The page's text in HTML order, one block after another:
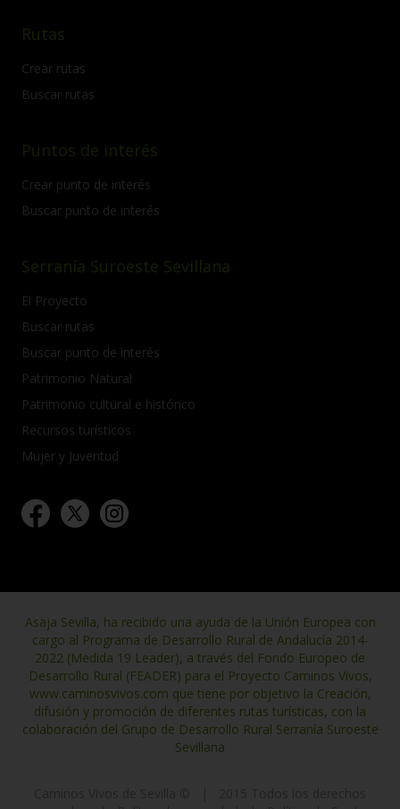
Rutas
Crear rutas
Buscar rutas
Puntos de interés
Crear punto de interés
Buscar punto de interés
Serranía Suroeste Sevillana
El Proyecto
Buscar rutas
Buscar punto de interés
Patrimonio Natural
Patrimonio cultural e histórico
Recursos turísticos
Mujer y Juventud
Asaja Sevilla, ha recibido una ayuda de la Unión Europea con
cargo al Programa de Desarrollo Rural de Andalucía 2014-
2022 (Medida 19 Leader), a través del Fondo Europeo de
Desarrollo Rural (FEADER) para el Proyecto Caminos Vivos,
www.caminosvivos.com que tiene por objetivo la Creación,
difusión y promoción de diferentes rutas turísticas, con la
colaboración del Grupo de Desarrollo Rural Serranía Suroeste
Sevillana